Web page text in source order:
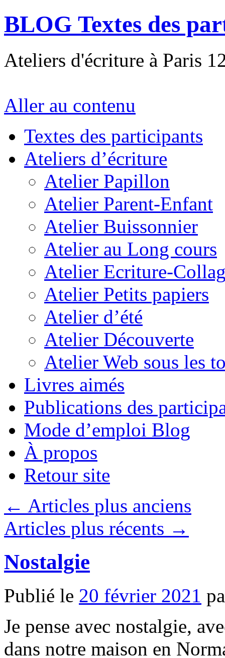
BLOG Textes des
Ateliers d'écriture à Paris
Aller au contenu
Textes des participants
Ateliers d’écriture
Atelier Papillon
Atelier Parent-Enfant
Atelier Buissonnier
Atelier au Long cours
Atelier Ecriture-
Atelier Petits papiers
Atelier d’été
Atelier Découverte
Atelier Web sous les
Livres aimés
Publications des
Mode d’emploi Blog
À propos
Retour site
← Articles plus anciens
Articles plus récents →
Nostalgie
Publié le 20 février 2021
Je pense avec nostalgie,
dans notre maison en